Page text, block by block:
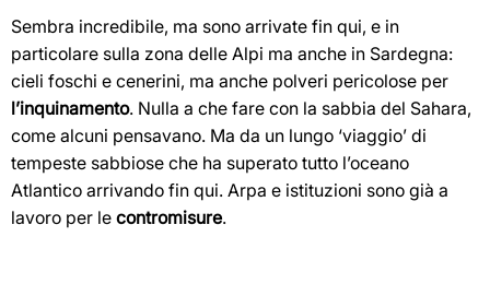
Sembra incredibile, ma sono arrivate fin qui, e in
particolare sulla zona delle Alpi ma anche in Sardegna:
cieli foschi e cenerini, ma anche polveri pericolose per
l’inquinamento. Nulla a che fare con la sabbia del Sahara,
come alcuni pensavano. Ma da un lungo ‘viaggio’ di
tempeste sabbiose che ha superato tutto l’oceano
Atlantico arrivando fin qui. Arpa e istituzioni sono già a
lavoro per le contromisure.